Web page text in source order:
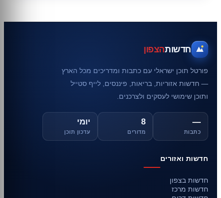
חדשותהצפון
פורטל תוכן ישראלי עם כתבות ומדריכים מכל הארץ
— חדשות אזוריות, בריאות, פיננסים, לייף סטייל
ותוכן שימושי לעסקים ולצרכנים.
—
כתבות
8
מדורים
יומי
עדכון תוכן
חדשות ואזורים
חדשות בצפון
חדשות מרכז